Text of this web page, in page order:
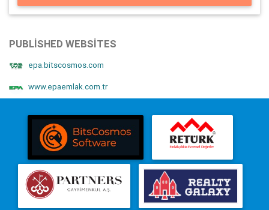
PUBLISHED WEBSITES
epa.bitscosmos.com
www.epaemlak.com.tr